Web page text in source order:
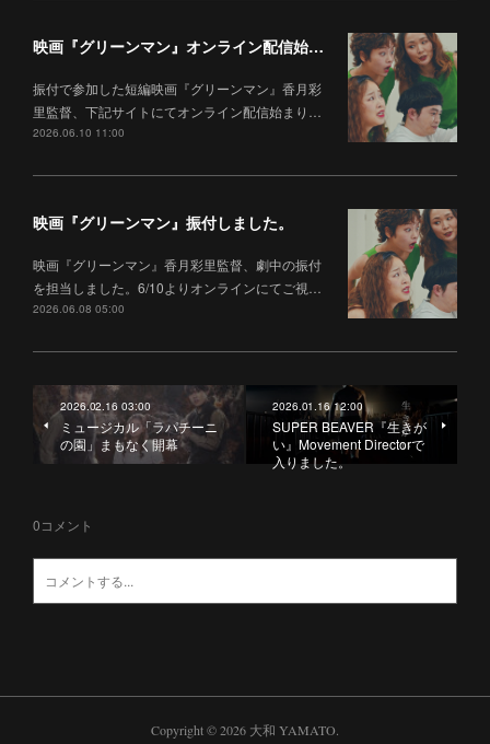
映画『グリーンマン』オンライン配信始まりました。
振付で参加した短編映画『グリーンマン』香月彩
里監督、下記サイトにてオンライン配信始まり…
2026.06.10 11:00
映画『グリーンマン』振付しました。
映画『グリーンマン』香月彩里監督、劇中の振付
を担当しました。6/10よりオンラインにてご視…
2026.06.08 05:00
2026.02.16 03:00
ミュージカル「ラパチーニ
の園」まもなく開幕
2026.01.16 12:00
SUPER BEAVER『生きが
い』Movement Directorで
入りました。
0コメント
Copyright ©2026 大和 YAMATO.